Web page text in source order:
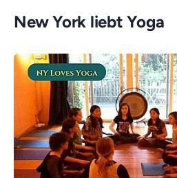
New York liebt Yoga